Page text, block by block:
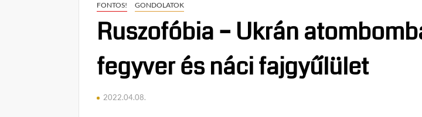
FONTOS! GONDOLATOK
Ruszofóbia – Ukrán
fegyver és náci fajgyűlület
2022.04.08.